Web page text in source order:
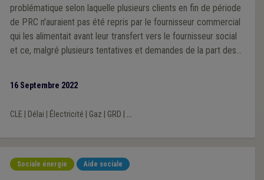
problématique selon laquelle plusieurs clients en fin de période
de PRC n'auraient pas été repris par le fournisseur commercial
qui les alimentait avant leur transfert vers le fournisseur social
et ce, malgré plusieurs tentatives et demandes de la part des
16 Septembre 2022
CLE Délai Électricité Gaz GRD ...
Sociale énergie Aide sociale